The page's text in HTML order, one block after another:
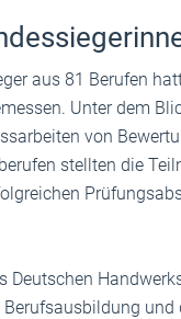
aus 81 Berufen
Unter dem
von
stellten die
Deutschen